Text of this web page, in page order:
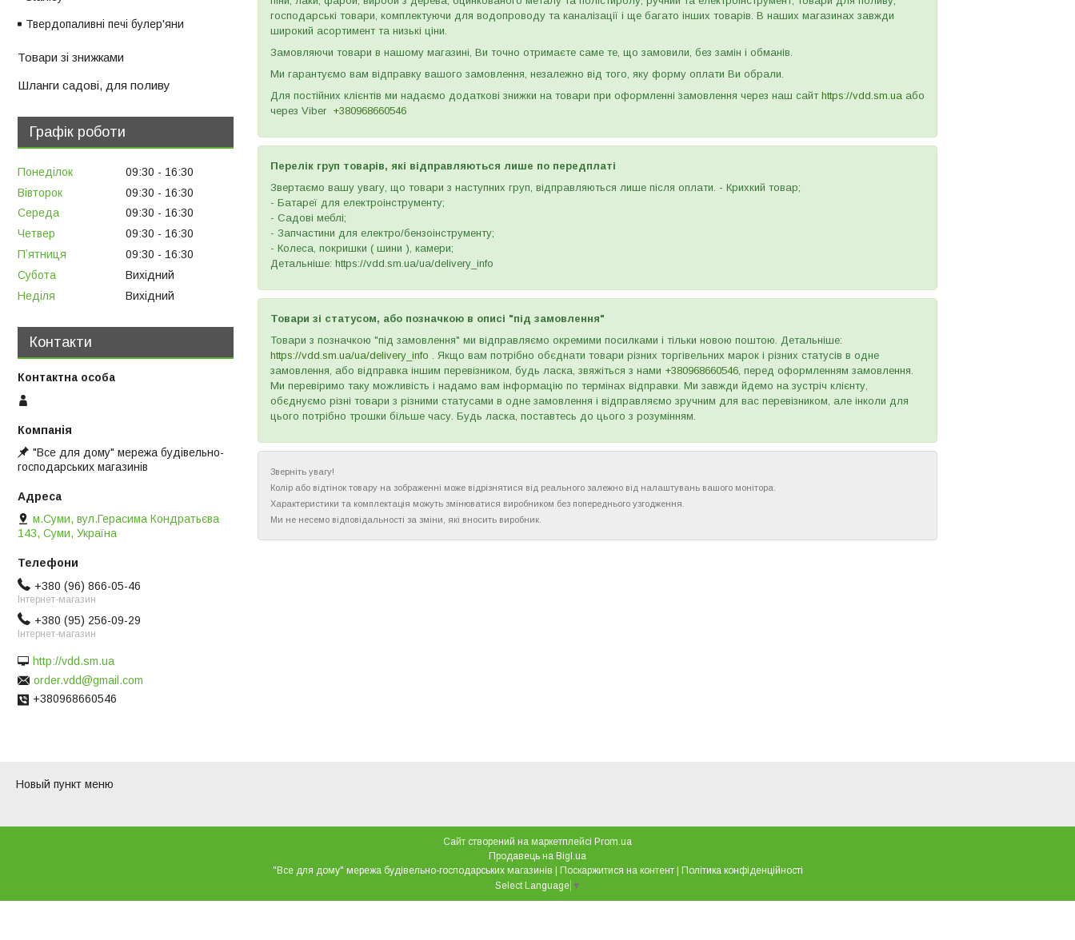
господарські товари, комплектуючи для водопроводу та каналізації і ще багато інших товарів. В наших магазинах завжди
широкий асортимент та низькі ціни.
Замовляючи товари в нашому магазині, Ви точно отримаєте саме те, що замовили, без замін і обманів.
Ми гарантуємо вам відправку вашого замовлення, незалежно від того, яку форму оплати Ви обрали.
Для постійних клієнтів ми надаємо додаткові знижки на товари при оформленні замовлення через наш сайт https://vdd.sm.ua або
через Viber +380968660546
Перелік груп товарів, які відправляються лише по передплаті
Звертаємо вашу увагу, що товари з наступних груп, відправляються лише після оплати. - Крихкий товар;
- Батареї для електроінструменту;
- Садові меблі;
- Запчастини для електро/бензоінструменту;
- Колеса, покришки ( шини ), камери;
Детальніше: https://vdd.sm.ua/ua/delivery_info
Товари зі статусом, або позначкою в описі "під замовлення"
Товари з позначкою "під замовлення" ми відправляємо окремими посилками і тільки новою поштою. Детальніше:
https://vdd.sm.ua/ua/delivery_info . Якщо вам потрібно обєднати товари різних торгівельних марок і різних статусів в одне
замовлення, або відправка іншим перевізником, будь ласка, звяжіться з нами +380968660546, перед оформленням замовлення.
Ми перевіримо таку можливість і надамо вам інформацію по термінах відправки. Ми завжди йдемо на зустріч клієнту,
обєднуємо різні товари з різними статусами в одне замовлення і відправляємо зручним для вас перевізником, але інколи для
цього потрібно трошки більше часу. Будь ласка, поставтесь до цього з розумінням.
Зверніть увагу!
Колір або відтінок товару на зображенні може відрізнятися від реального залежно від налаштувань вашого монітора.
Характеристики та комплектація можуть змінюватися виробником без попереднього узгодження.
Ми не несемо відповідальності за зміни, які вносить виробник.
Твердопаливні печі булер'яни
Товари зі знижками
Шланги садові, для поливу
Графік роботи
Понеділок 09:30
16:30
Вівторок
09:30
16:30
Середа
09:30
16:30
Четвер
09:30
16:30
Пʼятниця
09:30
16:30
Субота
Вихідний
Неділя
Вихідний
Контакти
"Все для дому" мережа будівельно-
господарських магазинів
м.Суми, вул.Герасима Кондратьєва
143, Суми, Україна
+380 (96) 866-05-46
Інтернет-магазин
+380 (95) 256-09-29
Інтернет-магазин
http://vdd.sm.ua
order.vdd@gmail.com
+380968660546
Новый пункт меню
Сайт створений на маркетплейсі Prom.ua
Продавець на Bigl.ua
Поскаржитися на контент
Політика конфіденційності
Select Language ▼